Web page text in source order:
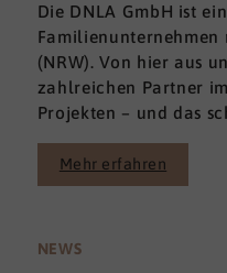
Die DNLA GmbH ist
Familienunternehmen
(NRW). Von hier aus
zahlreichen Partner
Projekten – und das
Mehr erfahren
NEWS